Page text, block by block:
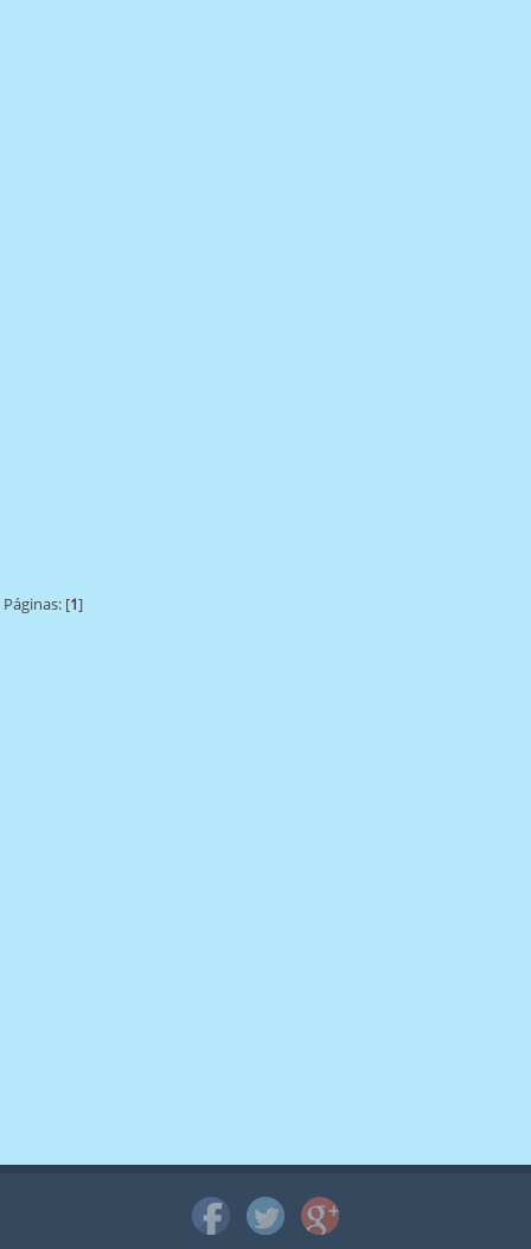
Páginas: [1]